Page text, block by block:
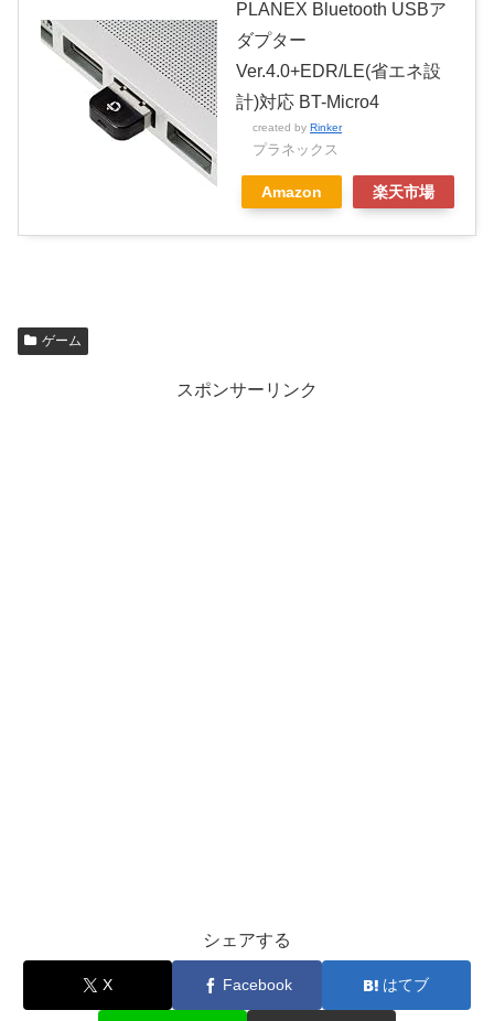
PLANEX Bluetooth USBア
ダプター
Ver.4.0+EDR/LE(省エネ設
計)対応 BT-Micro4
created by Rinker
プラネックス
Amazon 楽天市場
ゲーム
スポンサーリンク
シェアする
X Facebook はてブ